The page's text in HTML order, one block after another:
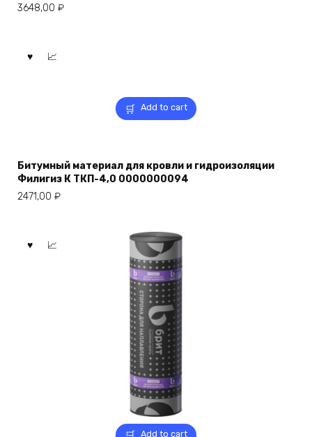
3648,00 ₽
Add to cart
Битумный материал для кровли и гидроизоляции
Филигиз К ТКП-4,0 0000000094
2471,00 ₽
Add to cart